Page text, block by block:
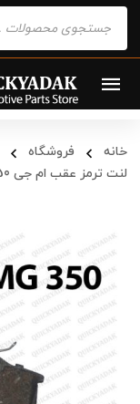
search
خانه فروشگاه
لنت ترمز عقب ام جی 350